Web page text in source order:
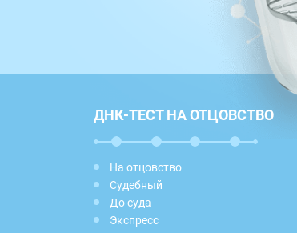
ДНК-ТЕСТ НА ОТЦОВСТВО
На отцовство
Судебный
До суда
Экспресс